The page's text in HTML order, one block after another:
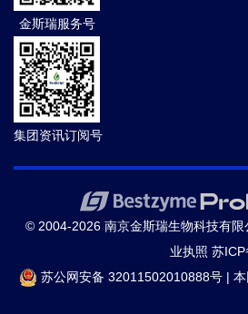
金斯瑞服务号
集团资讯订阅号
© 2004-2026 南京金斯瑞生物科技有限
业执照 苏
苏公网安备 32011502010888号 |